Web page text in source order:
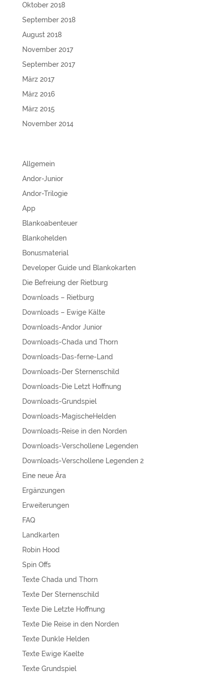
Oktober 2018
September 2018
August 2018
November 2017
September 2017
März 2017
März 2016
März 2015
November 2014
Allgemein
Andor-Junior
Andor-Trilogie
App
Blankoabenteuer
Blankohelden
Bonusmaterial
Developer Guide und Blankokarten
Die Befreiung der Rietburg
Downloads – Rietburg
Downloads – Ewige Kälte
Downloads-Andor Junior
Downloads-Chada und Thorn
Downloads-Das-ferne-Land
Downloads-Der Sternenschild
Downloads-Die Letzt Hoffnung
Downloads-Grundspiel
Downloads-MagischeHelden
Downloads-Reise in den Norden
Downloads-Verschollene Legenden
Downloads-Verschollene Legenden 2
Eine neue Ära
Ergänzungen
Erweiterungen
FAQ
Landkarten
Robin Hood
Spin Offs
Texte Chada und Thorn
Texte Der Sternenschild
Texte Die Letzte Hoffnung
Texte Die Reise in den Norden
Texte Dunkle Helden
Texte Ewige Kaelte
Texte Grundspiel